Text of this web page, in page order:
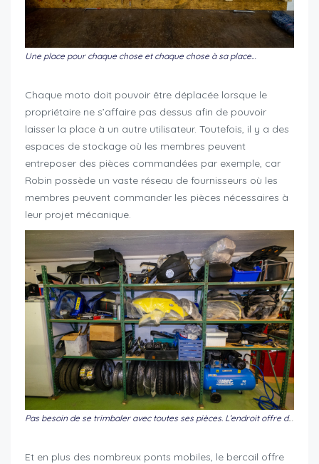
Une place pour chaque chose et chaque chose à sa place…
Chaque moto doit pouvoir être déplacée lorsque le
propriétaire ne s’affaire pas dessus afin de pouvoir
laisser la place à un autre utilisateur. Toutefois, il y a des
espaces de stockage où les membres peuvent
entreposer des pièces commandées par exemple, car
Robin possède un vaste réseau de fournisseurs où les
membres peuvent commander les pièces nécessaires à
leur projet mécanique.
Pas besoin de se trimbaler avec toutes ses pièces. L’endroit offre de quoi stocker les pièces des projets en cours
Et en plus des nombreux ponts mobiles, le bercail offre